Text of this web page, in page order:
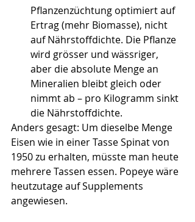
Pflanzenzüchtung optimiert auf
Ertrag (mehr Biomasse), nicht
auf Nährstoffdichte. Die Pflanze
wird grösser und wässriger,
aber die absolute Menge an
Mineralien bleibt gleich oder
nimmt ab – pro Kilogramm sinkt
die Nährstoffdichte.
Anders gesagt: Um dieselbe Menge
Eisen wie in einer Tasse Spinat von
1950 zu erhalten, müsste man heute
mehrere Tassen essen. Popeye wäre
heutzutage auf Supplements
angewiesen.